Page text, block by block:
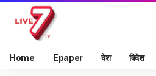
Home Epaper देश विदेश